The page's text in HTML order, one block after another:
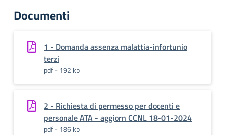
Documenti
1 - Domanda assenza malattia-infortunio
terzi
pdf - 192 kb
2 - Richiesta di permesso per docenti e
personale ATA - aggiorn CCNL 18-01-2024
pdf - 186 kb